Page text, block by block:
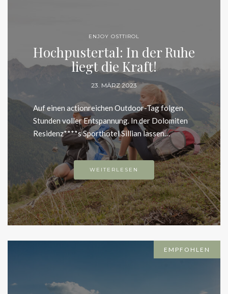
Hochpustertal: In der Ruhe
liegt die Kraft!
23. MÄRZ 2023
Auf einen actionreichen Outdoor-Tag folgen
Stunden voller Entspannung. In der Dolomiten
Residenz****s Sporthotel Sillian lassen…
WEITERLESEN
EMPFOHLEN
BERGWELTEN